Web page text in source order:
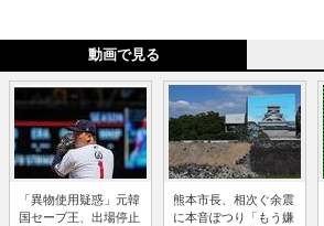
動画で見る
「異物使用疑惑」元韓
国セーブ王、出場停止
熊本市長、相次ぐ余震
に本音ぽつり「もう嫌